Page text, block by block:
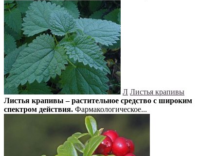
Л Листья крапивы
Листья крапивы – растительное средство с широким
спектром действия. Фармакологическое...